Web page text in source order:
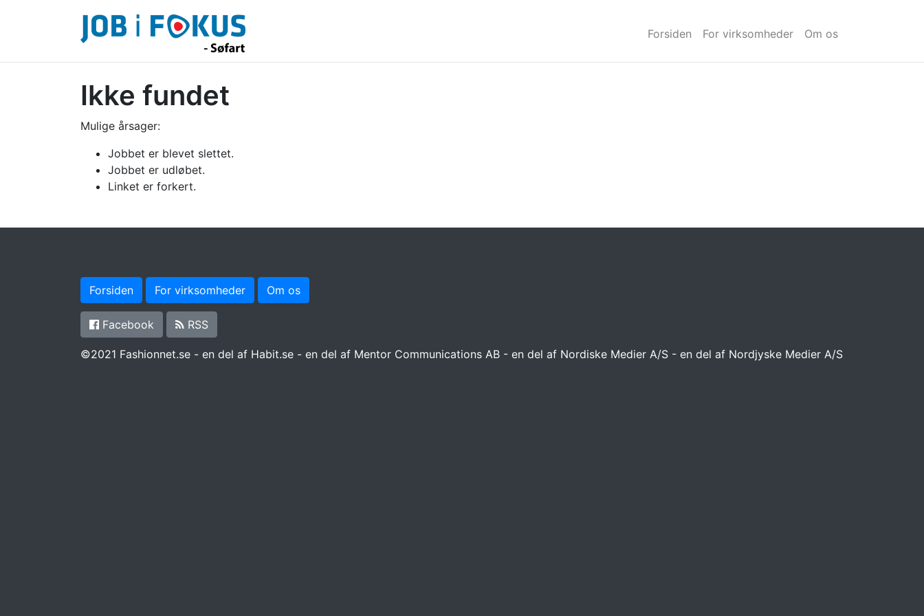
Forsiden For virksomheder Om os
Ikke fundet
Mulige årsager:
Jobbet er blevet slettet.
Jobbet er udløbet.
Linket er forkert.
Forsiden For virksomheder Om os
Facebook RSS
©2021 Fashionnet.se - en del af Habit.se - en del af Mentor Communications AB - en del af Nordiske Medier A/S - en del af Nordjyske Medier A/S